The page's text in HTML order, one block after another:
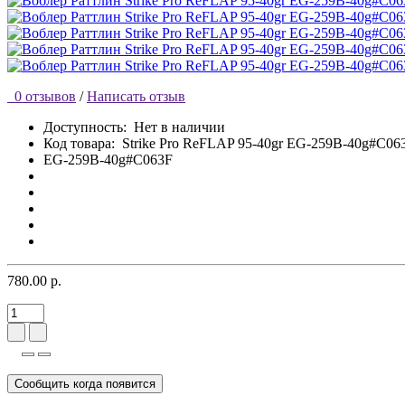
0 отзывов / Написать отзыв
Доступность: Нет в наличии
Код товара: Strike Pro ReFLAP 95-40gr EG-259B-
EG-259B-40g#C063F
780.00 р.
Сообщить когда появится